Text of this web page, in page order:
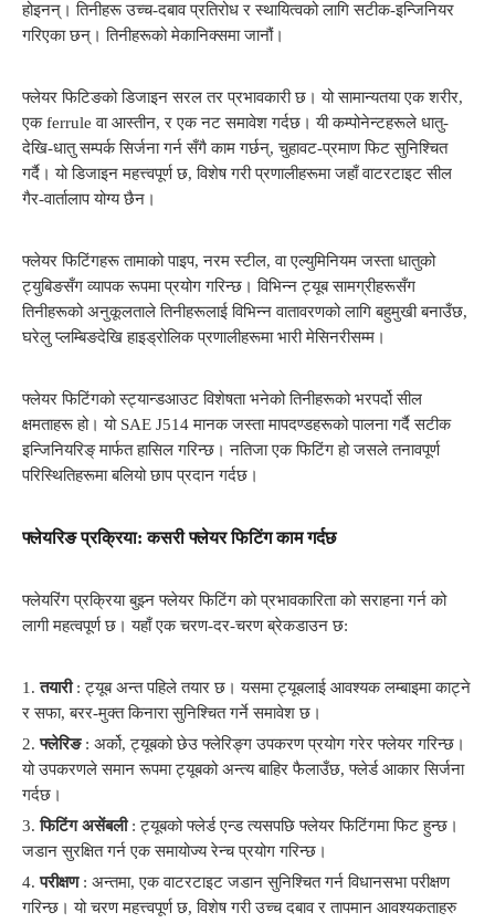
होइनन्। तिनीहरू उच्च-दबाव प्रतिरोध र स्थायित्वको लागि सटीक-इन्जिनियर
गरिएका छन्। तिनीहरूको मेकानिक्समा जानौं।
फ्लेयर फिटिङको डिजाइन सरल तर प्रभावकारी छ। यो सामान्यतया एक शरीर,
एक ferrule वा आस्तीन, र एक नट समावेश गर्दछ। यी कम्पोनेन्टहरूले धातु-
देखि-धातु सम्पर्क सिर्जना गर्न सँगै काम गर्छन्, चुहावट-प्रमाण फिट सुनिश्चित
गर्दै। यो डिजाइन महत्त्वपूर्ण छ, विशेष गरी प्रणालीहरूमा जहाँ वाटरटाइट सील
गैर-वार्तालाप योग्य छैन।
फ्लेयर फिटिंगहरू तामाको पाइप, नरम स्टील, वा एल्युमिनियम जस्ता धातुको
ट्युबिङसँग व्यापक रूपमा प्रयोग गरिन्छ। विभिन्न ट्यूब सामग्रीहरूसँग
तिनीहरूको अनुकूलताले तिनीहरूलाई विभिन्न वातावरणको लागि बहुमुखी बनाउँछ,
घरेलु प्लम्बिङदेखि हाइड्रोलिक प्रणालीहरूमा भारी मेसिनरीसम्म।
फ्लेयर फिटिंगको स्ट्यान्डआउट विशेषता भनेको तिनीहरूको भरपर्दो सील
क्षमताहरू हो। यो SAE J514 मानक जस्ता मापदण्डहरूको पालना गर्दै सटीक
इन्जिनियरिङ् मार्फत हासिल गरिन्छ। नतिजा एक फिटिंग हो जसले तनावपूर्ण
परिस्थितिहरूमा बलियो छाप प्रदान गर्दछ।
फ्लेयरिङ प्रक्रिया: कसरी फ्लेयर फिटिंग काम गर्दछ
फ्लेयरिंग प्रक्रिया बुझ्न फ्लेयर फिटिंग को प्रभावकारिता को सराहना गर्न को
लागी महत्वपूर्ण छ। यहाँ एक चरण-दर-चरण ब्रेकडाउन छ:
1.तयारी: ट्यूब अन्त पहिले तयार छ। यसमा ट्यूबलाई आवश्यक लम्बाइमा काट्ने
र सफा, बरर-मुक्त किनारा सुनिश्चित गर्ने समावेश छ।
2.फ्लेरिङ : अर्को, ट्यूबको छेउ फ्लेरिङ्ग उपकरण प्रयोग गरेर फ्लेयर गरिन्छ।
यो उपकरणले समान रूपमा ट्यूबको अन्त्य बाहिर फैलाउँछ, फ्लेर्ड आकार सिर्जना
गर्दछ।
3.फिटिंग असेंबली: ट्यूबको फ्लेर्ड एन्ड त्यसपछि फ्लेयर फिटिंगमा फिट हुन्छ।
जडान सुरक्षित गर्न एक समायोज्य रेन्च प्रयोग गरिन्छ।
4.परीक्षण : अन्तमा, एक वाटरटाइट जडान सुनिश्चित गर्न विधानसभा परीक्षण
गरिन्छ। यो चरण महत्त्वपूर्ण छ, विशेष गरी उच्च दबाव र तापमान आवश्यकताहरु